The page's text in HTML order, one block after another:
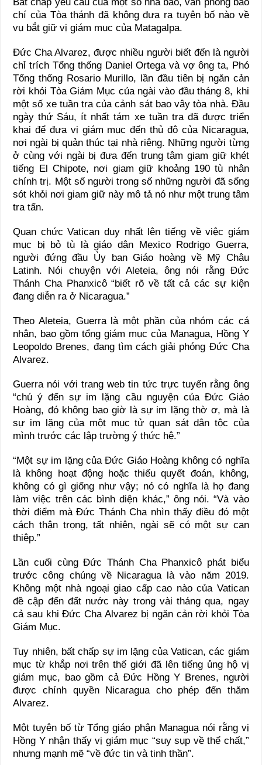
Bất chấp yêu cầu của một số nhà báo, văn phòng báo
chí của Tòa thánh đã không đưa ra tuyên bố nào về
vụ bắt giữ vị giám mục của Matagalpa.
Đức Cha Alvarez, được nhiều người biết đến là người
chỉ trích Tổng thống Daniel Ortega và vợ ông ta, Phó
Tổng thống Rosario Murillo, lần đầu tiên bị ngăn cản
rời khỏi Tòa Giám Mục của ngài vào đầu tháng 8, khi
một số xe tuần tra của cảnh sát bao vây tòa nhà. Đầu
ngày thứ Sáu, ít nhất tám xe tuần tra đã được triển
khai để đưa vị giám mục đến thủ đô của Nicaragua,
nơi ngài bị quản thúc tại nhà riêng. Những người từng
ở cùng với ngài bị đưa đến trung tâm giam giữ khét
tiếng El Chipote, nơi giam giữ khoảng 190 tù nhân
chính trị. Một số người trong số những người đã sống
sót khỏi nơi giam giữ này mô tả nó như một trung tâm
tra tấn.
Quan chức Vatican duy nhất lên tiếng về việc giám
mục bị bỏ tù là giáo dân Mexico Rodrigo Guerra,
người đứng đầu Ủy ban Giáo hoàng về Mỹ Châu
Latinh. Nói chuyện với Aleteia, ông nói rằng Đức
Thánh Cha Phanxicô “biết rõ về tất cả các sự kiện
đang diễn ra ở Nicaragua.”
Theo Aleteia, Guerra là một phần của nhóm các cá
nhân, bao gồm tổng giám mục của Managua, Hồng Y
Leopoldo Brenes, đang tìm cách giải phóng Đức Cha
Alvarez.
Guerra nói với trang web tin tức trực tuyến rằng ông
“chú ý đến sự im lặng cầu nguyện của Đức Giáo
Hoàng, đó không bao giờ là sự im lặng thờ ơ, mà là
sự im lặng của một mục tử quan sát dân tộc của
mình trước các lập trường ý thức hệ.”
“Một sự im lặng của Đức Giáo Hoàng không có nghĩa
là không hoạt động hoặc thiếu quyết đoán, không,
không có gì giống như vậy; nó có nghĩa là họ đang
làm việc trên các bình diện khác,” ông nói. “Và vào
thời điểm mà Đức Thánh Cha nhìn thấy điều đó một
cách thận trọng, tất nhiên, ngài sẽ có một sự can
thiệp.”
Lần cuối cùng Đức Thánh Cha Phanxicô phát biểu
trước công chúng về Nicaragua là vào năm 2019.
Không một nhà ngoại giao cấp cao nào của Vatican
đề cập đến đất nước này trong vài tháng qua, ngay
cả sau khi Đức Cha Alvarez bị ngăn cản rời khỏi Tòa
Giám Mục.
Tuy nhiên, bất chấp sự im lặng của Vatican, các giám
mục từ khắp nơi trên thế giới đã lên tiếng ủng hộ vị
giám mục, bao gồm cả Đức Hồng Y Brenes, người
được chính quyền Nicaragua cho phép đến thăm
Alvarez.
Một tuyên bố từ Tổng giáo phận Managua nói rằng vị
Hồng Y nhận thấy vị giám mục “suy sụp về thể chất,”
nhưng mạnh mẽ “về đức tin và tinh thần”.